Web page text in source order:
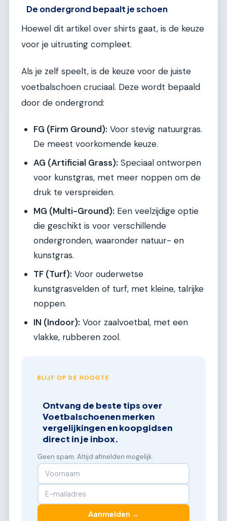
De ondergrond bepaalt je schoen
Hoewel dit artikel over shirts gaat, is de keuze
voor je uitrusting compleet.
Als je zelf speelt, is de keuze voor de juiste
voetbalschoen cruciaal. Deze wordt bepaald
door de ondergrond:
FG (Firm Ground): Voor stevig natuurgras.
De meest voorkomende keuze.
AG (Artificial Grass): Speciaal ontworpen
voor kunstgras, met meer noppen om de
druk te verspreiden.
MG (Multi-Ground): Een veelzijdige optie
die geschikt is voor verschillende
ondergronden, waaronder natuur- en
kunstgras.
TF (Turf): Voor ouderwetse
kunstgrasvelden of turf, met kleine, talrijke
noppen.
IN (Indoor): Voor zaalvoetbal, met een
vlakke, rubberen zool.
BLIJF OP DE HOOGTE
Ontvang de beste tips over
Voetbalschoenen merken
vergelijkingen en koopgidsen
direct in je inbox.
Geen spam. Altijd afmelden mogelijk.
Aanmelden →